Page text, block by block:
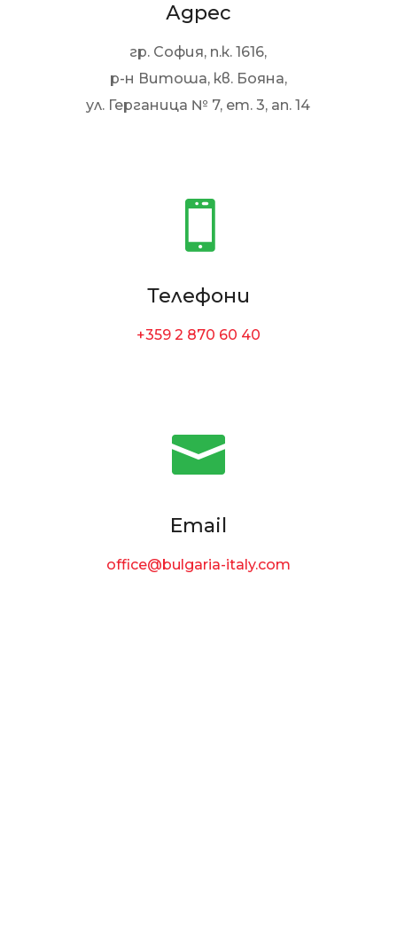
Адрес
гр. София, п.к. 1616,
р-н Витоша, кв. Бояна,
ул. Герганица № 7, ет. 3, ап. 14

Телефони
+359 2 870 60 40

Email
office@bulgaria-italy.com